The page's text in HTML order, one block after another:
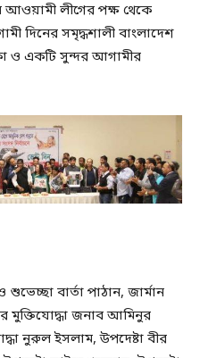
আওয়ামী লীগের পক্ষ থেকে
দিনের সমৃদ্ধশালী বাংলাদেশ
ও একটি সুন্দর আগামীর
বার্তা পাঠান, জার্মান
মুক্তিযোদ্ধা জনাব আমিনুর
নুরুল ইসলাম, উপদেষ্টা বীর